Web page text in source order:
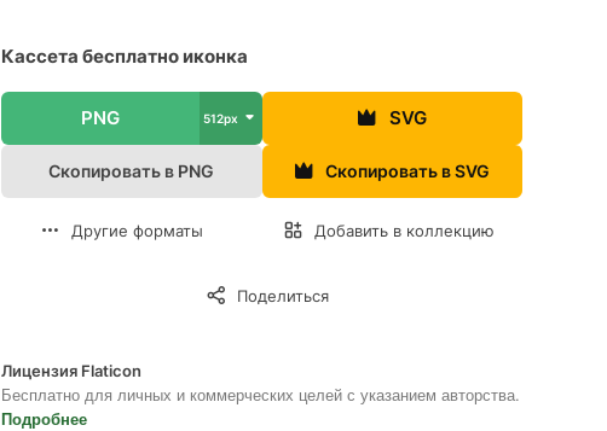
Кассета бесплатно иконка
PNG 512px SVG
Скопировать в PNG Скопировать в SVG
Другие форматы Добавить в коллекцию
Поделиться
Лицензия Flaticon
Бесплатно для личных и коммерческих целей с указанием авторства.
Подробнее